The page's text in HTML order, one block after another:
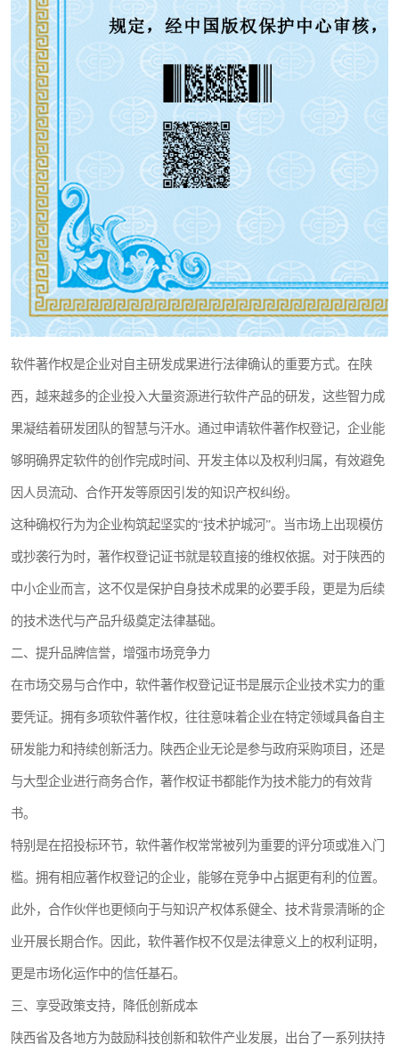
软件著作权是企业对自主研发成果进行法律确认的重要方式。在陕
西，越来越多的企业投入大量资源进行软件产品的研发，这些智力成
果凝结着研发团队的智慧与汗水。通过申请软件著作权登记，企业能
够明确界定软件的创作完成时间、开发主体以及权利归属，有效避免
因人员流动、合作开发等原因引发的知识产权纠纷。
这种确权行为为企业构筑起坚实的“技术护城河”。当市场上出现模仿
或抄袭行为时，著作权登记证书就是较直接的维权依据。对于陕西的
中小企业而言，这不仅是保护自身技术成果的必要手段，更是为后续
的技术迭代与产品升级奠定法律基础。
二、提升品牌信誉，增强市场竞争力
在市场交易与合作中，软件著作权登记证书是展示企业技术实力的重
要凭证。拥有多项软件著作权，往往意味着企业在特定领域具备自主
研发能力和持续创新活力。陕西企业无论是参与政府采购项目，还是
与大型企业进行商务合作，著作权证书都能作为技术能力的有效背
书。
特别是在招投标环节，软件著作权常常被列为重要的评分项或准入门
槛。拥有相应著作权登记的企业，能够在竞争中占据更有利的位置。
此外，合作伙伴也更倾向于与知识产权体系健全、技术背景清晰的企
业开展长期合作。因此，软件著作权不仅是法律意义上的权利证明，
更是市场化运作中的信任基石。
三、享受政策支持，降低创新成本
陕西省及各地方为鼓励科技创新和软件产业发展，出台了一系列扶持